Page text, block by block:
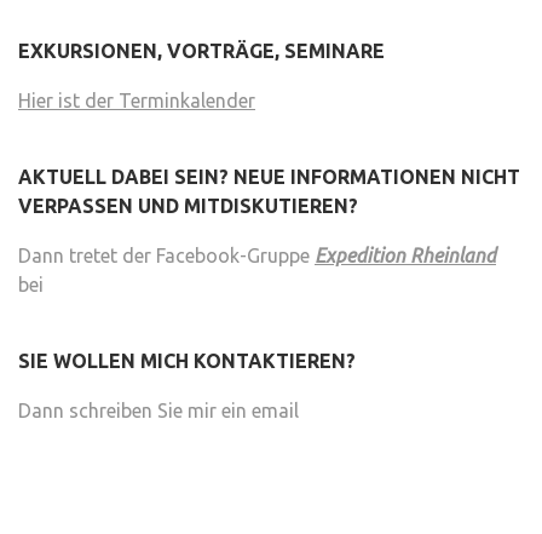
EXKURSIONEN, VORTRÄGE, SEMINARE
Hier ist der Terminkalender
AKTUELL DABEI SEIN? NEUE INFORMATIONEN NICHT
VERPASSEN UND MITDISKUTIEREN?
Dann tretet der Facebook-Gruppe Expedition Rheinland
bei
SIE WOLLEN MICH KONTAKTIEREN?
Dann schreiben Sie mir ein email